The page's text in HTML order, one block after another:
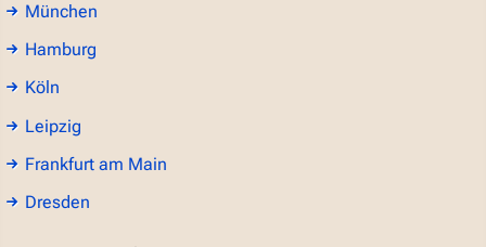
München
Hamburg
Köln
Leipzig
Frankfurt am Main
Dresden